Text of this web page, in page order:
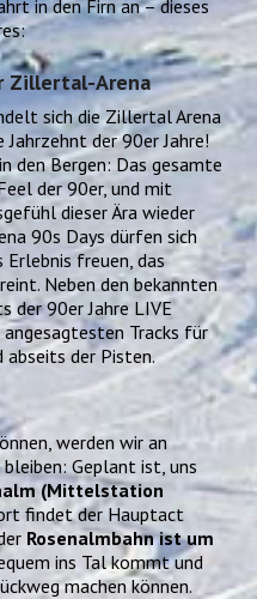
in den Firn an – dieses
Zillertal-Arena
sich die Zillertal Arena
der 90er Jahre!
den Bergen: Das gesamte
der 90er, und mit
dieser Ära wieder
90s Days dürfen sich
freuen, das
Neben den bekannten
der 90er Jahre LIVE
Tracks für
der Pisten.
werden wir an
Geplant ist, uns
(Mittelstation
findet der Hauptact
Rosenalmbahn ist um
ins Tal kommt und
machen können.